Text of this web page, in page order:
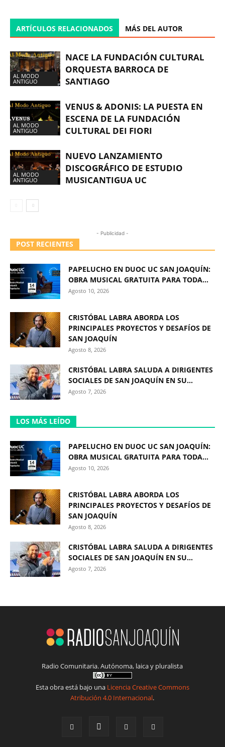
ARTÍCULOS RELACIONADOS MÁS DEL AUTOR
AL MODO
ANTIGUO
NACE LA FUNDACIÓN CULTURAL
ORQUESTA BARROCA DE
SANTIAGO
AL MODO
ANTIGUO
VENUS & ADONIS: LA PUESTA EN
ESCENA DE LA FUNDACIÓN
CULTURAL DEI FIORI
AL MODO
ANTIGUO
NUEVO LANZAMIENTO
DISCOGRÁFICO DE ESTUDIO
MUSICANTIGUA UC
- Publicidad -
POST RECIENTES
PAPELUCHO EN DUOC UC SAN JOAQUÍN:
OBRA MUSICAL GRATUITA PARA TODA...
Agosto 10, 2026
CRISTÓBAL LABRA ABORDA LOS
PRINCIPALES PROYECTOS Y DESAFÍOS DE
SAN JOAQUÍN
Agosto 8, 2026
CRISTÓBAL LABRA SALUDA A DIRIGENTES
SOCIALES DE SAN JOAQUÍN EN SU...
Agosto 7, 2026
LOS MÁS LEÍDO
PAPELUCHO EN DUOC UC SAN JOAQUÍN:
OBRA MUSICAL GRATUITA PARA TODA...
Agosto 10, 2026
CRISTÓBAL LABRA ABORDA LOS
PRINCIPALES PROYECTOS Y DESAFÍOS DE
SAN JOAQUÍN
Agosto 8, 2026
CRISTÓBAL LABRA SALUDA A DIRIGENTES
SOCIALES DE SAN JOAQUÍN EN SU...
Agosto 7, 2026
Radio Comunitaria. Autónoma, laica y pluralista
Esta obra está bajo una Licencia Creative Commons
Atribución 4.0 Internacional.